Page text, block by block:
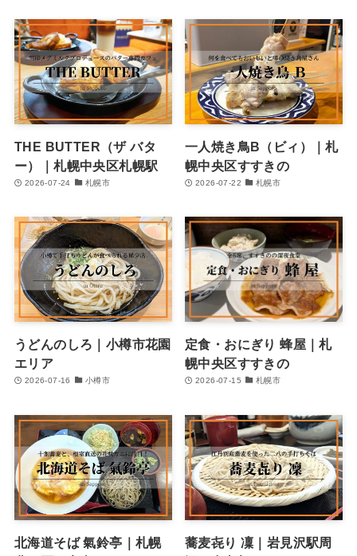
THE BUTTER（ザ バタ
ー）｜札幌中央区札幌駅
2026-07-24 札幌市
一人焼き鳥B（ビィ）｜札
幌中央区すすきの
2026-07-22 札幌市
うどんのしろ｜小樽市花園
エリア
2026-07-16 小樽市
定食・おにぎり 蜂屋｜札
幌中央区すすきの
2026-07-15 札幌市
北海道そば 氣鈴亭｜札幌
蕎麦㐂り 凜｜岩見沢駅周